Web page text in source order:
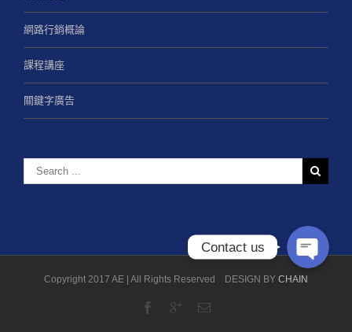
網路行銷概論
課程講座
關鍵字廣告
Copyright 2017 AE | All Rights Reserved DESIGN BY CHAIN
Contact us